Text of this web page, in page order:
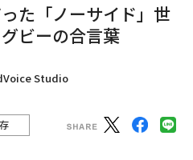
た「ノーサイド」世
ビーの合言葉
Studio